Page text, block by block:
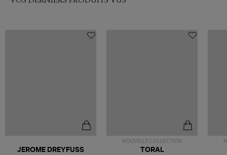
JEROME DREYFUSS
NOUVELLE COLLECTION
TORAL